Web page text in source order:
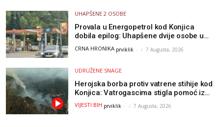
UHAPŠENE 2 OSOBE
Provala u Energopetrol kod Konjica
dobila epilog: Uhapšene dvije osobe u
Čapljini i Jablanici
CRNA HRONIKA prviklik - 7 Augusta, 2026
UDRUŽENE SNAGE
Herojska borba protiv vatrene stihije kod
Konjica: Vatrogascima stigla pomoć iz
Sarajeva, helikopteri i Air Tractori
udružili snage
VIJESTI BIH prviklik - 7 Augusta, 2026